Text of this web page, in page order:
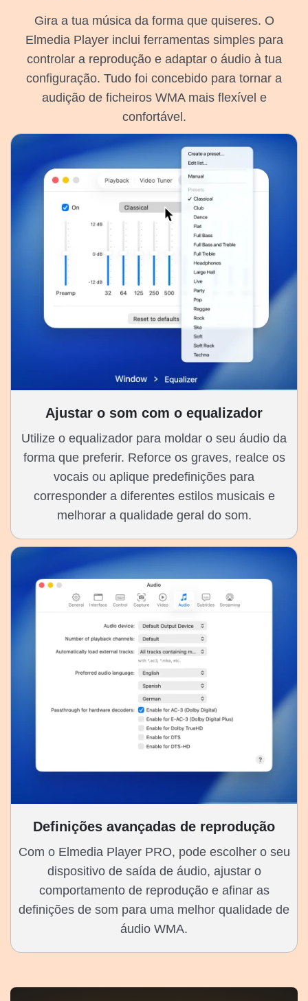
Gira a tua música da forma que quiseres. O
Elmedia Player inclui ferramentas simples para
controlar a reprodução e adaptar o áudio à tua
configuração. Tudo foi concebido para tornar a
audição de ficheiros WMA mais flexível e
confortável.
Ajustar o som com o equalizador
Utilize o equalizador para moldar o seu áudio da
forma que preferir. Reforce os graves, realce os
vocais ou aplique predefinições para
corresponder a diferentes estilos musicais e
melhorar a qualidade geral do som.
Definições avançadas de reprodução
Com o Elmedia Player PRO, pode escolher o seu
dispositivo de saída de áudio, ajustar o
comportamento de reprodução e afinar as
definições de som para uma melhor qualidade de
áudio WMA.